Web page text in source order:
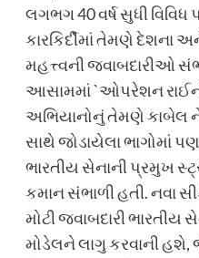
લગભગ 40 વર્ષ સુધી વિવિધ
કારકિર્દીમાં તેમણે દેશના
મહત્ત્વની જવાબદારીઓ
આસામમાં `ઓપરેશન
અભિયાનોનું તેમણે કાબેલ
સાથે જોડાયેલા ભાગોમાં
ભારતીય સેનાની પ્રમુખ
કમાન સંભાળી હતી. નવા
મોટી જવાબદારી
મોડેલને લાગુ કરવાની હશે,